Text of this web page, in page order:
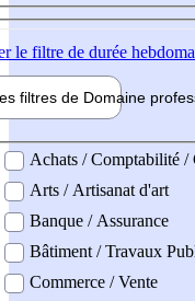
le filtre de durée
filtres de Domaine pro
professionel
Achats / Comptabilité /
Arts / Artisanat d'art
Banque / Assurance
Bâtiment / Travaux
Commerce / Vente